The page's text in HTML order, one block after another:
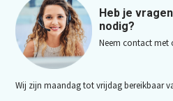
Heb je
nodig?
Neem contact met
Wij zijn maandag tot vrijdag bereikbaar